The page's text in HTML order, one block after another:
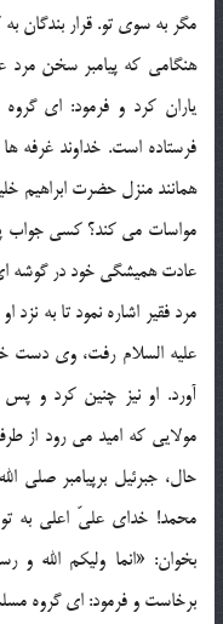
مگر به سوی تو. قرار بندگان
هنگامی که پیامبر سخن
یاران کرد و فرمود: ای
فرستاده است. خداوند غرفه
همانند منزل حضرت ابراهیم
مواسات می کند؟ کسی جواب
عادت همیشگی خود در گوشه
مرد فقیر اشاره نمود تا به
علیه السلام رفت، وی دست
آورد. او نیز چنین کرد و پس
مولایی که امید می رود از
حال، جبرئیل برپیامبر صلی
محمد! خدای علیّ اعلی به
بخوان: «انما ولیکم الله و
برخاست و فرمود: ای گروه